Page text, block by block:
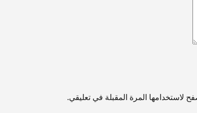
لاستخدامها المرة المقبلة في تعليقي.